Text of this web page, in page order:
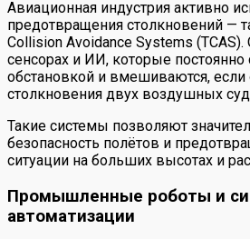
Авиационная индустрия активно
предотвращения столкновений —
Collision Avoidance Systems
сенсорах и ИИ, которые
обстановкой и вмешиваются,
столкновения двух воздушных
Такие системы позволяют
безопасность полётов и
ситуации на больших высотах и
Промышленные роботы и
автоматизации